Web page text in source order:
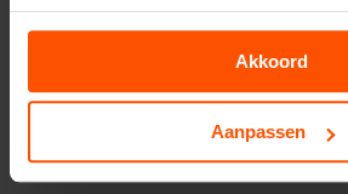
Akkoord
Aanpassen
met je op.